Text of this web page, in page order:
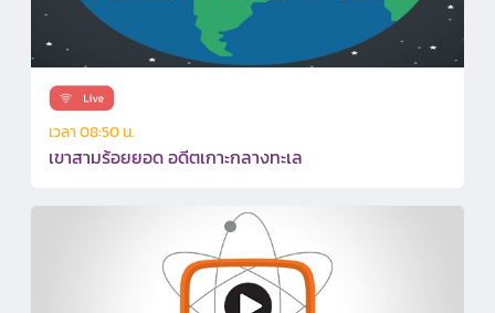
เวลา 08:50 น.
เขาสามร้อยยอด อดีตเกาะกลางทะเล